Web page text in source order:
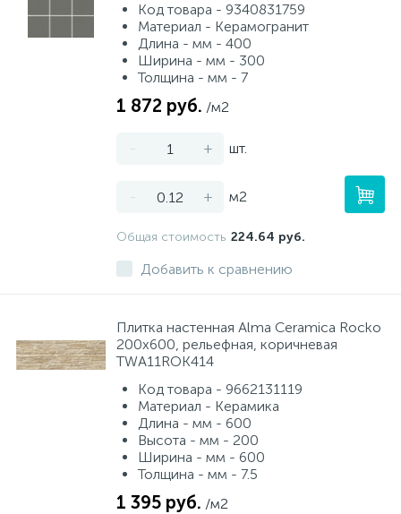
Код товара - 9340831759
Материал - Керамогранит
Длина - мм - 400
Ширина - мм - 300
Толщина - мм - 7
1 872 руб. /м2
- + шт.
- + м2
Общая стоимость 224.64 руб.
Добавить к сравнению
Плитка настенная Alma Ceramica Rocko
200x600, рельефная, коричневая
TWA11ROK414
Код товара - 9662131119
Материал - Керамика
Длина - мм - 600
Высота - мм - 200
Ширина - мм - 600
Толщина - мм - 7.5
1 395 руб. /м2